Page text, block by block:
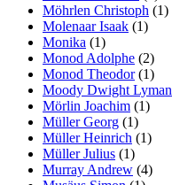
Möhrlen Christoph (1)
Molenaar Isaak (1)
Monika (1)
Monod Adolphe (2)
Monod Theodor(1)
Moody Dwight Lyman
Mörlin Joachim (1)
Müller Georg (1)
Müller Heinrich (1)
Müller Julius (1)
Murray Andrew (4)